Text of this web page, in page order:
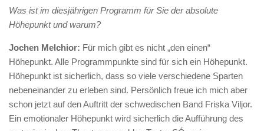
Was ist im diesjährigen Programm für Sie der absolute
Höhepunkt und warum?
Jochen Melchior: Für mich gibt es nicht „den einen“
Höhepunkt. Alle Programmpunkte sind für sich ein Höhepunkt.
Höhepunkt ist sicherlich, dass so viele verschiedene Sparten
nebeneinander zu erleben sind. Persönlich freue ich mich aber
schon jetzt auf den Auftritt der schwedischen Band Friska Viljor.
Ein emotionaler Höhepunkt wird sicherlich die Aufführung des